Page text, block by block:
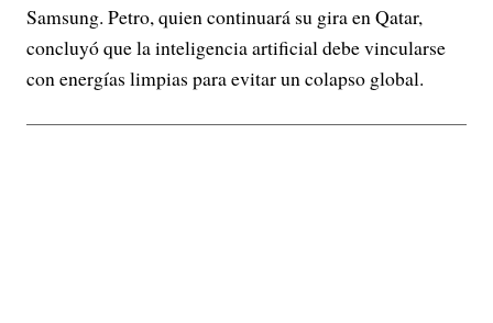
Samsung. Petro, quien continuará su gira en Qatar,
concluyó que la inteligencia artificial debe vincularse
con energías limpias para evitar un colapso global.